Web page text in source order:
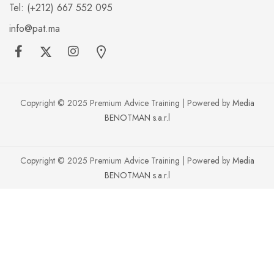
Tel: (+212) 667 552 095
info@pat.ma
Copyright © 2025 Premium Advice Training | Powered by Media
BENOTMAN s.a.r.l
Copyright © 2025 Premium Advice Training | Powered by Media
BENOTMAN s.a.r.l